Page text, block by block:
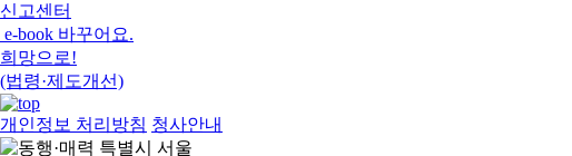
신고센터
e-book 바꾸어요.
희망으로!
(법령·제도개선)
개인정보 처리방침 청사안내